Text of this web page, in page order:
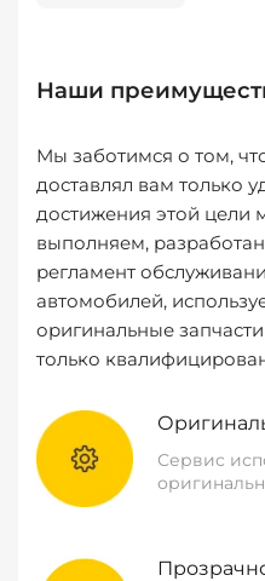
Наши
Мы заботимся о том,
доставлял вам только
достижения этой цели
выполняем,
регламент
автомобилей,
оригинальные
только
Сервис